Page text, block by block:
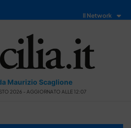
Il Network
Maurizio Scaglione
2026 - AGGIORNATO ALLE 12:07